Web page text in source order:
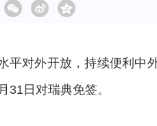
对外开放，持续便利中
日对瑞典免签。